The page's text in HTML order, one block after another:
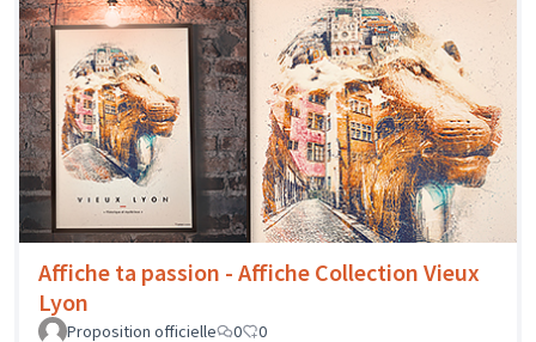
Affiche ta passion - Affiche Collection Vieux
Lyon
Proposition officielle 0 0